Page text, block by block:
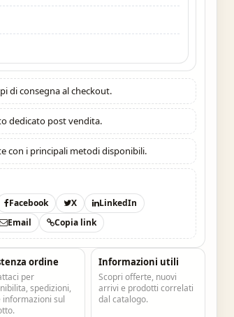
di consegna al checkout.
dedicato post vendita.
con i principali metodi disponibili.
Facebook X
LinkedIn
Email Copia link
ordine
per
spedizioni,
informazioni sul
Informazioni utili
Scopri offerte, nuovi
arrivi e prodotti correlati
dal catalogo.